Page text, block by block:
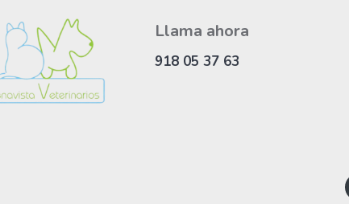
Llama ahora
918 05 37 63